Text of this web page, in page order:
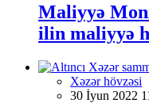
Maliyyə
ilin maliyyə
Xəzər hövzəsi
30 İyun 2022